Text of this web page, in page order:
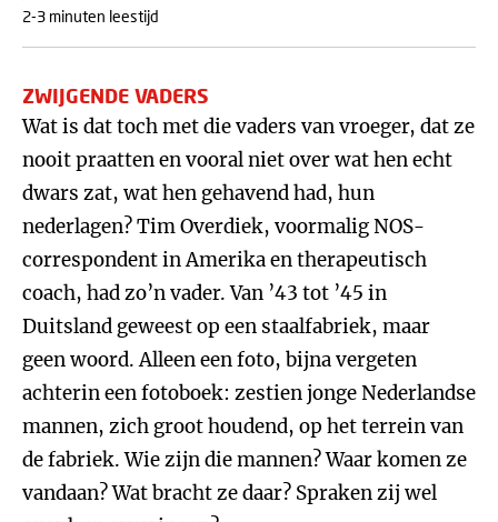
2-3 minuten leestijd
ZWIJGENDE VADERS
Wat is dat toch met die vaders van vroeger, dat ze
nooit praatten en vooral niet over wat hen echt
dwars zat, wat hen gehavend had, hun
nederlagen? Tim Overdiek, voormalig NOS-
correspondent in Amerika en therapeutisch
coach, had zo’n vader. Van ’43 tot ’45 in
Duitsland geweest op een staalfabriek, maar
geen woord. Alleen een foto, bijna vergeten
achterin een fotoboek: zestien jonge Nederlandse
mannen, zich groot houdend, op het terrein van
de fabriek. Wie zijn die mannen? Waar komen ze
vandaan? Wat bracht ze daar? Spraken zij wel